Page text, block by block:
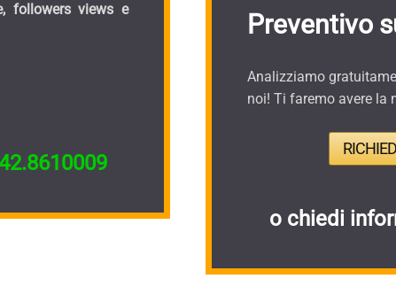
followers views e
Preventivo
Analizziamo
noi! Ti faremo avere la
o chiedi